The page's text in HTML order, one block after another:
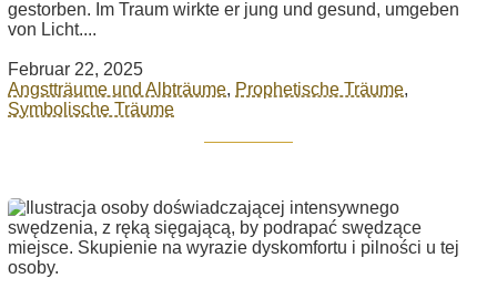
gestorben. Im Traum wirkte er jung und gesund, umgeben
von Licht....
Februar 22, 2025
Angstträume und Albträume, Prophetische Träume,
Symbolische Träume